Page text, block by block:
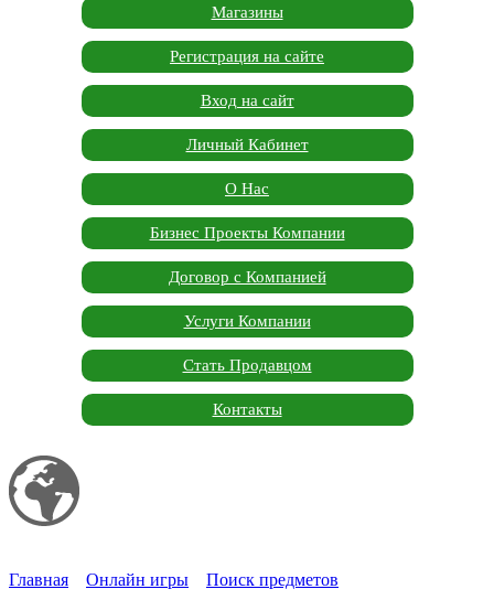
Магазины
Регистрация на сайте
Вход на сайт
Личный Кабинет
О Нас
Бизнес Проекты Компании
Договор с Компанией
Услуги Компании
Стать Продавцом
Контакты
Главная
Онлайн игры Поиск предметов